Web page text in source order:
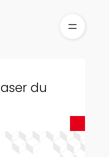
du